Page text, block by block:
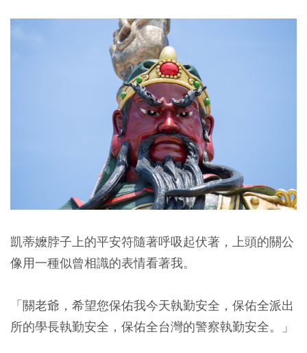
凱蒂嬤脖子上的平安符隨著呼吸起伏著，上頭的關公
像用一種似曾相識的表情看著我。
「關老爺，希望您保佑我今天執勤安全，保佑全派出
所的學長執勤安全，保佑全台灣的警察執勤安全。」